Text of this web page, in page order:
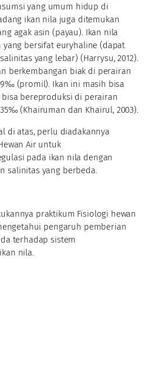
yang umum hidup di
ikan nila juga ditemukan
agak asin (payau). Ikan nila
yang bersifat euryhaline (dapat
yang lebar) (Harrysu, 2012).
berkembangan biak di perairan
(promil). Ikan ini masih bisa
bereproduksi di perairan
(Khairuman dan Khairul, 2003).
di atas, perlu diadakannya
Air untuk
pada ikan nila dengan
salinitas yang berbeda.
praktikum Fisiologi hewan
pengaruh pemberian
terhadap sistem
nila.